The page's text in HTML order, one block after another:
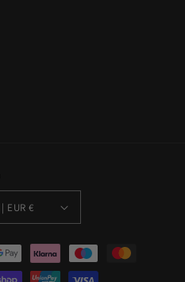
España | EUR €